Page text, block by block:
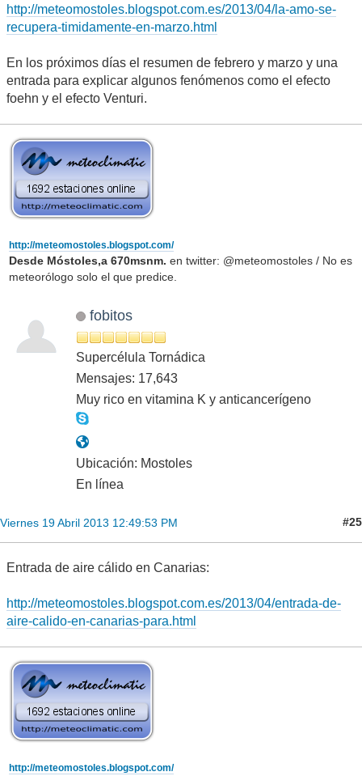
http://meteomostoles.blogspot.com.es/2013/04/la-amo-se-
recupera-timidamente-en-marzo.html
En los próximos días el resumen de febrero y marzo y una
entrada para explicar algunos fenómenos como el efecto
foehn y el efecto Venturi.
http://meteomostoles.blogspot.com/
Desde Móstoles,a 670msnm. en twitter: @meteomostoles / No es
meteorólogo solo el que predice.
fobitos
Supercélula Tornádica
Mensajes: 17,643
Muy rico en vitamina K y anticancerígeno
Ubicación: Mostoles
En línea
Viernes 19 Abril 2013 12:49:53 PM #25
Entrada de aire cálido en Canarias:
http://meteomostoles.blogspot.com.es/2013/04/entrada-de-
aire-calido-en-canarias-para.html
http://meteomostoles.blogspot.com/